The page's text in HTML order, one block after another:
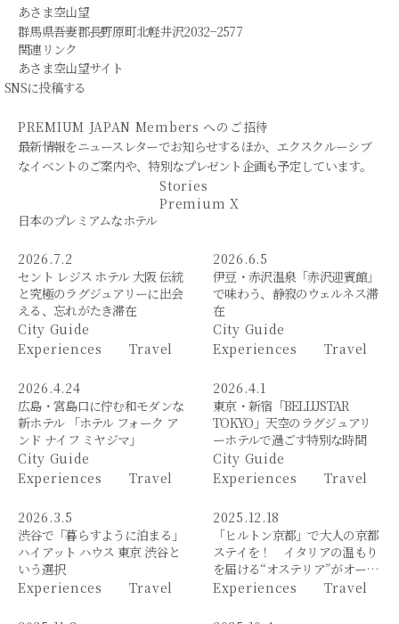
あさま空山望
群馬県吾妻郡長野原町北軽井沢2032−2577
関連リンク
あさま空山望サイト
SNSに投稿する
PREMIUM JAPAN Members へのご招待
最新情報をニュースレターでお知らせするほか、エクスクルーシブ
なイベントのご案内や、特別なプレゼント企画も予定しています。
Stories
Premium X
日本のプレミアムなホテル
2026.7.2
セント レジス ホテル 大阪 伝統
と究極のラグジュアリーに出会
える、忘れがたき滞在
City Guide
Experiences
Travel
2026.6.5
伊豆・赤沢温泉「赤沢迎賓館」
で味わう、静寂のウェルネス滞
在
City Guide
Experiences
Travel
2026.4.24
広島・宮島口に佇む和モダンな
新ホテル 「ホテル フォーク ア
ンド ナイフ ミヤジマ」
City Guide
Experiences
Travel
2026.4.1
東京・新宿「BELLUSTAR
TOKYO」天空のラグジュアリ
ーホテルで過ごす特別な時間
City Guide
Experiences
Travel
2026.3.5
渋谷で「暮らすように泊まる」
ハイアット ハウス 東京 渋谷と
いう選択
Experiences
Travel
2025.12.18
「ヒルトン京都」で大人の京都
ステイを！ イタリアの温もり
を届ける“オステリア”がオー…
Experiences
Travel